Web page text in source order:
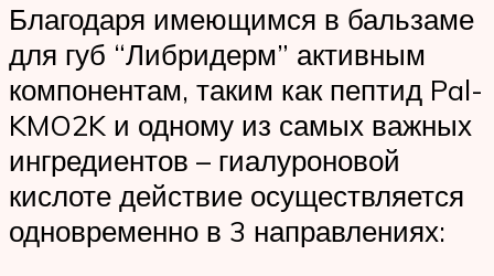
Благодаря имеющимся в бальзаме
для губ “Либридерм” активным
компонентам, таким как пептид Pal-
KMO2K и одному из самых важных
ингредиентов – гиалуроновой
кислоте действие осуществляется
одновременно в 3 направлениях: